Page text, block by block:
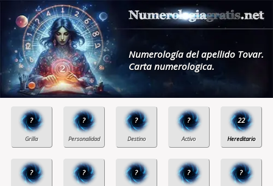
Numerología del apellido Tovar.
Carta numerologica.
? ? ? ? 22
? ? ? ? ?